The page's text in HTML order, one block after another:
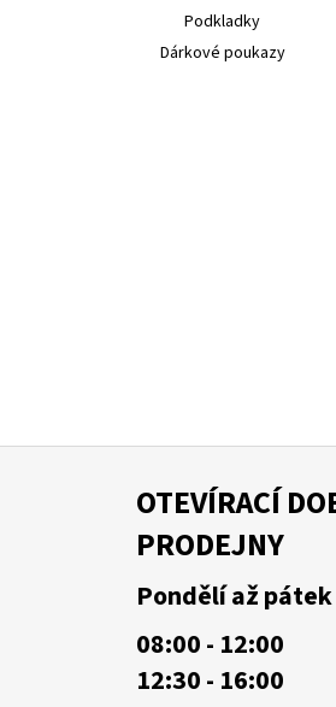
Podkladky
Dárkové poukazy
OTEVÍRACÍ
PRODEJNY
Pondělí až pátek
08:00 - 12:00
12:30 - 16:00